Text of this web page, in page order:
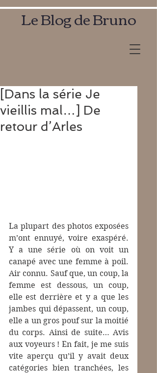
Le Blog de Bruno
[Dans la série Je
vieillis mal…] De
retour d’Arles
La plupart des photos exposées
m’ont ennuyé, voire exaspéré.
Y a une série où on voit un
canapé avec une femme à poil.
Air connu. Sauf que, un coup, la
femme est dessous, un coup,
elle est derrière et y a que les
jambes qui dépassent, un coup,
elle a un gros pouf sur la moitié
du corps. Ainsi de suite… Avis
aux voyeurs ! En fait, je me suis
vite aperçu qu’il y avait deux
catégories bien tranchées, les